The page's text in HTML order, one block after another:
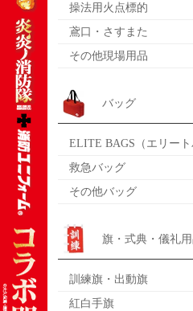
操法用火点標的
鳶口・さすまた
その他現場用品
バッグ
ELITE BAGS（エリート
救急バッグ
その他バッグ
旗・式典・儀礼
訓練旗・出動旗
紅白手旗